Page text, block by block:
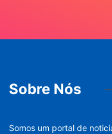
Sobre Nós
Somos um portal de